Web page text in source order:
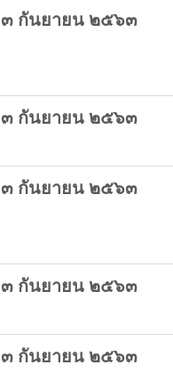
๓ กันยายน ๒๕๖๓
๓ กันยายน ๒๕๖๓
๓ กันยายน ๒๕๖๓
๓ กันยายน ๒๕๖๓
๓ กันยายน ๒๕๖๓